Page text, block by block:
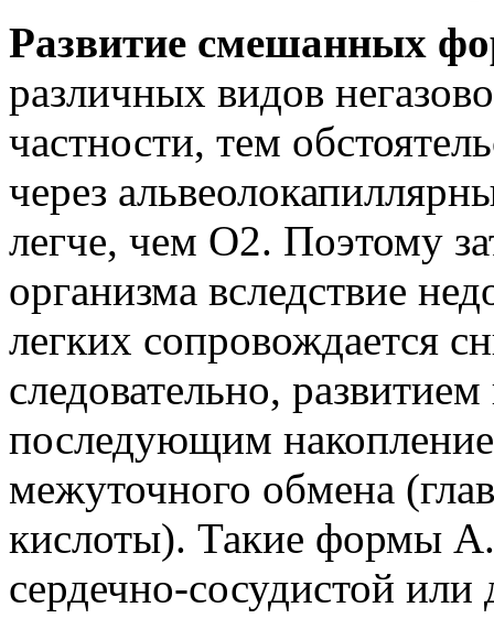
Развитие смешанных
различных видов
частности, тем
через
легче, чем О2. Поэтому
организма вследствие
легких сопровождается
следовательно,
последующим
межуточного обмена
кислоты). Такие формы
сердечно-сосудистой